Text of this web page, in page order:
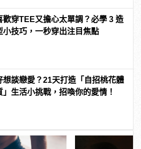
歡穿TEE又擔心太單調？必學 3 造
小技巧，一秒穿出注目焦點
想談戀愛？21天打造「自招桃花體
」生活小挑戰，招喚你的愛情！